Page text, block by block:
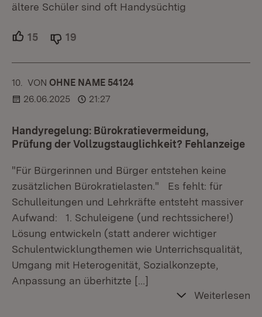
ältere Schüler sind oft Handysüchtig
15 Unterstützer.
19
10. KOMMENTAR
VON :OHNE NAME 54124
26.06.2025
21:27
Handyregelung: Bürokratievermeidung,
Prüfung der Vollzugstauglichkeit? Fehlanzeige
"Für Bürgerinnen und Bürger entstehen keine
zusätzlichen Bürokratielasten." Es fehlt: für
Schulleitungen und Lehrkräfte entsteht massiver
Aufwand: 1. Schuleigene (und rechtssichere!)
Lösung entwickeln (statt anderer wichtiger
Schulentwicklungthemen wie Unterrichsqualität,
Umgang mit Heterogenität, Sozialkonzepte,
Anpassung an überhitzte […]
Weiterlesen